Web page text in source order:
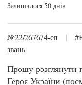
Залишилося 50 днів
№22/267674-еп |
звань
Прошу розглянути
Героя України